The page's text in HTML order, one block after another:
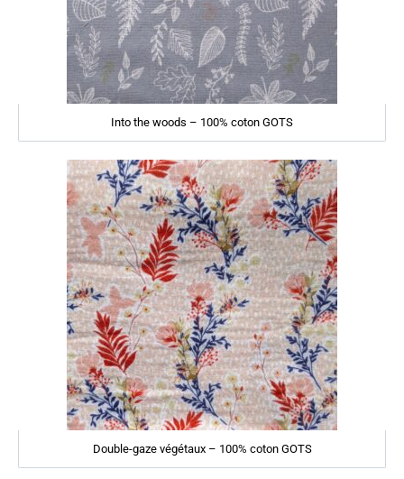
Into the woods – 100% coton GOTS
Double-gaze végétaux – 100% coton GOTS